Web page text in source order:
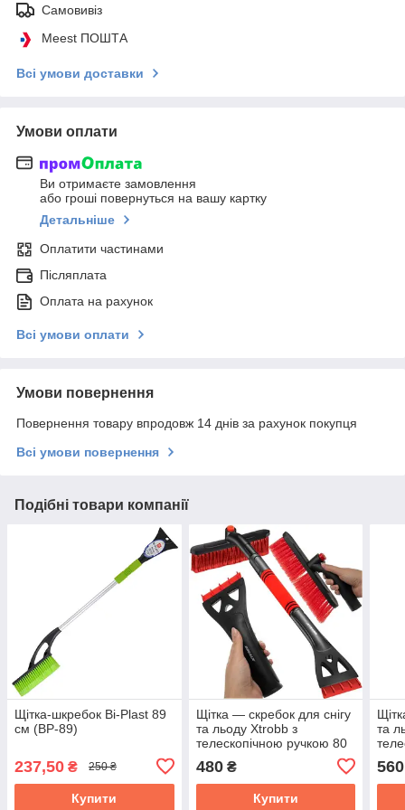
Самовивіз
Meest ПОШТА
Всі умови доставки
Умови оплати
Ви отримаєте замовлення
або гроші повернуться на вашу картку
Детальніше
Оплатити частинами
Післяплата
Оплата на рахунок
Всі умови оплати
Умови повернення
Повернення товару впродовж 14 днів за рахунок покупця
Всі умови повернення
Подібні товари компанії
Щітка-шкребок Bi-Plast 89
см (BP-89)
237,50 ₴ 250 ₴
Купити
Щітка — скребок для снігу
та льоду Xtrobb з
телескопічною ручкою 80
480₴
Купити
та
560